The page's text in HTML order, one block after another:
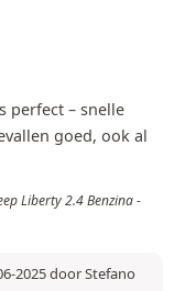
perfect – snelle
goed, ook al
Liberty 2.4 Benzina -
2025 door Stefano